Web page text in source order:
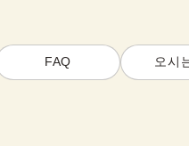
FAQ 오시